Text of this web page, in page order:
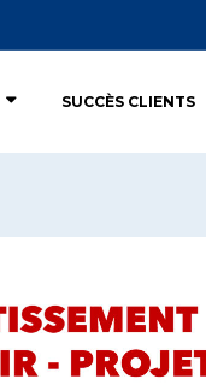
SUCCÈS CLIENTS